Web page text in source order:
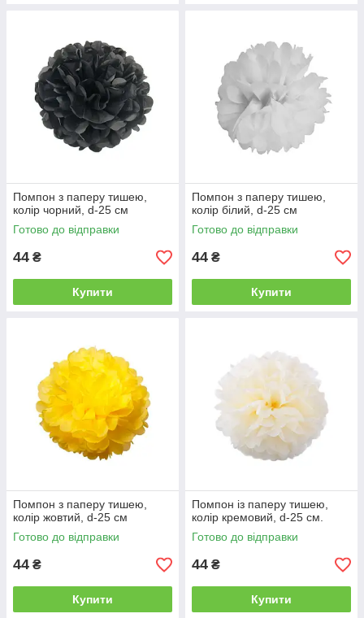
Помпон з паперу тишею,
колір чорний, d-25 см
Готово до відправки
44 ₴
Купити
Помпон з паперу тишею,
колір білий, d-25 см
Готово до відправки
44 ₴
Купити
Помпон з паперу тишею,
колір жовтий, d-25 см
Готово до відправки
44 ₴
Купити
Помпон із паперу тишею,
колір кремовий, d-25 см.
Готово до відправки
44 ₴
Купити